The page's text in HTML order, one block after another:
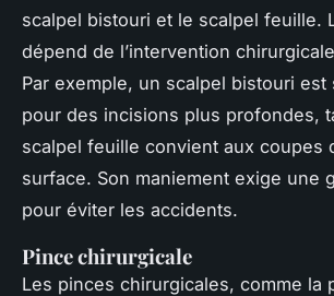
scalpel bistouri et le scalpel feuille.
dépend de l’intervention
Par exemple, un scalpel bistouri est
pour des incisions plus profondes,
scalpel feuille convient aux coupes
surface. Son maniement exige une
pour éviter les accidents.
Pince chirurgicale
Les pinces chirurgicales, comme la